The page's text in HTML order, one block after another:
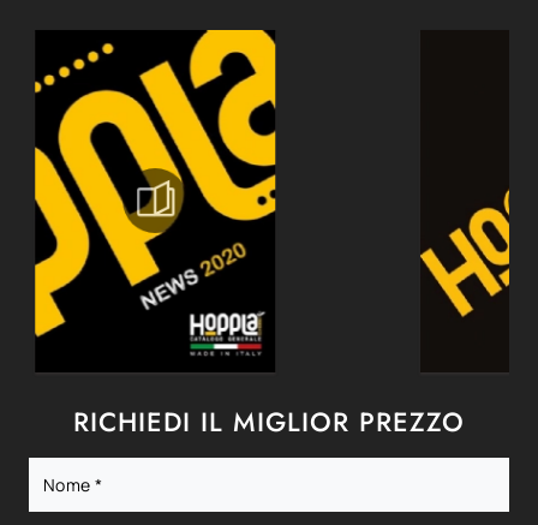
RICHIEDI IL MIGLIOR PREZZO